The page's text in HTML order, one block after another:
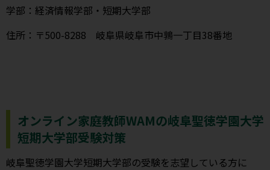
学部：経済情報学部・短期大学部
住所：〒500-8288 岐阜県岐阜市中鶉一丁目38番地
オンライン家庭教師WAMの岐阜聖徳学園大学
短期大学部受験対策
岐阜聖徳学園大学短期大学部の受験を志望している方に